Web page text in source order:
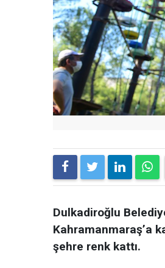
Dulkadiroğlu
Kahramanmaraş’a
şehre renk kattı.